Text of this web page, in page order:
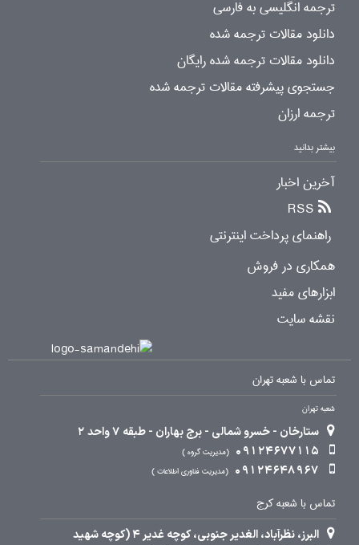
ترجمه انگلیسی به فارسی
دانلود مقالات ترجمه شده
دانلود مقالات ترجمه شده رایگان
جستجوی پیشرفته مقالات ترجمه شده
ترجمه ارزان
بیشتر بدانید
آخرین اخبار
RSS
راهنمای پرداخت اینترنتی
همکاری در فروش
ابزارهای مفید
نقشه سایت
تماس با شعبه تهران
شعبه تهران
ستارخان - خسرو شمالی - برج بهاران - طبقه 7 واحد 2
09124677115
مدیریت گروه
09124648967 مدیریت فناوری اطلاعات
تماس با شعبه کرج
البرز، نظرآباد، الغدیر جنوبی، کوچه غدیر 4 (کوچه شهید